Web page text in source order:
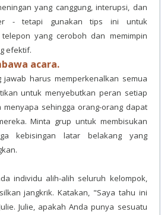
yang canggung, interupsi, dan
- tetapi gunakan tips ini untuk
yang ceroboh dan memimpin
efektif.
acara.
jawab harus memperkenalkan semua
untuk menyebutkan peran setiap
menyapa sehingga orang-orang dapat
Minta grup untuk membisukan
kebisingan latar belakang yang
individu alih-alih seluruh kelompok,
jangkrik. Katakan, "Saya tahu ini
Julie, apakah Anda punya sesuatu